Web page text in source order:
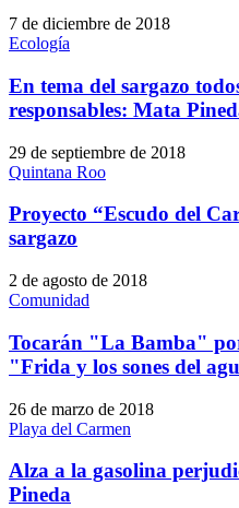
7 de diciembre de 2018
Ecología
En tema del sargazo
responsables: Mata
29 de septiembre de 2018
Quintana Roo
Proyecto “Escudo del
sargazo
2 de agosto de 2018
Comunidad
Tocarán "La Bamba"
"Frida y los sones del
26 de marzo de 2018
Playa del Carmen
Alza a la gasolina
Pineda